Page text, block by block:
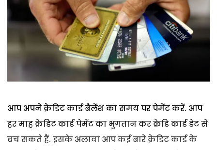
आप अपने क्रेडिट कार्ड बैलेंश का समय पर पेमेंट करें. आप
हर माह क्रेडिट कार्ड पेमेंट का भुगतान कर क्रेडि कार्ड डेट से
बच सकते हैं. इसके अलावा आप कई बारे क्रेडिट कार्ड के